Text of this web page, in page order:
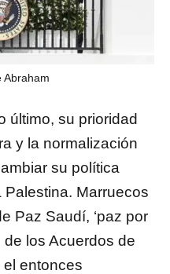
Abraham
último, su prioridad
y la normalización
su política
Marruecos
Paz Saudí, ‘paz por
de los Acuerdos de
entonces